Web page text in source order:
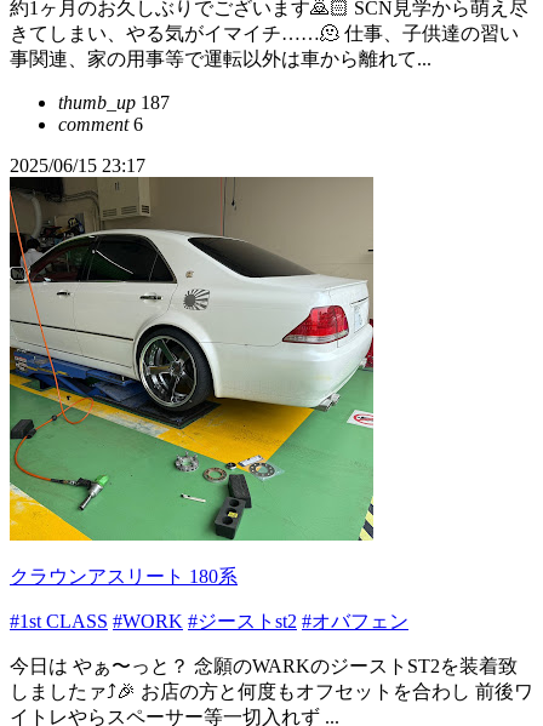
約1ヶ月のお久しぶりでございます🙇🏻 SCN見学から萌え尽
きてしまい、やる気がイマイチ……🫠 仕事、子供達の習い
事関連、家の用事等で運転以外は車から離れて...
thumb_up 187
comment6
2025/06/15 23:17
クラウンアスリート 180系
#1st CLASS #WORK #ジーストst2 #オバフェン
今日は やぁ〜っと？ 念願のWARKのジーストST2を装着致
しましたァ⤴️🎉 お店の方と何度もオフセットを合わし 前後ワ
イトレやらスペーサー等一切入れず ...